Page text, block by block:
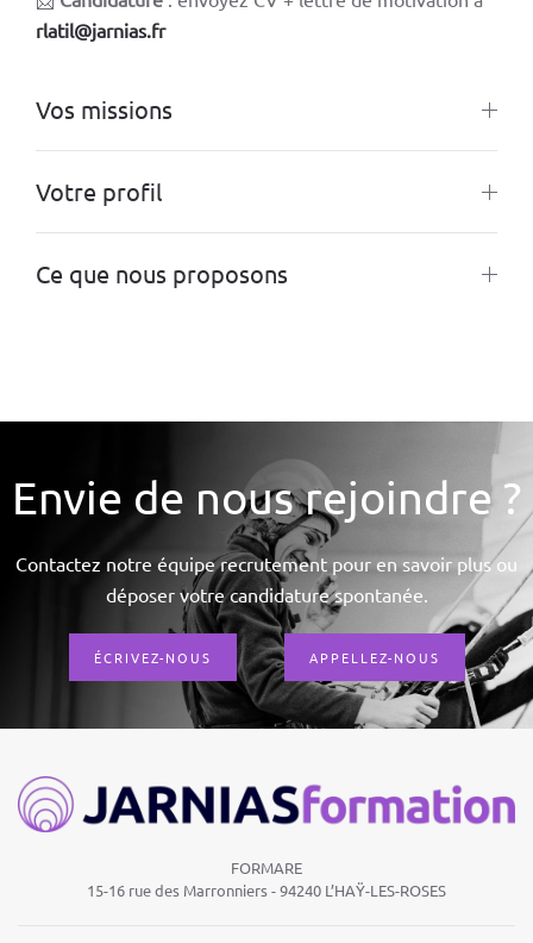
rlatil@jarnias.fr
Vos missions
Votre profil
Ce que nous proposons
Envie de nous rejoindre ?
Contactez notre équipe recrutement pour en savoir plus ou
déposer votre candidature spontanée.
ÉCRIVEZ-NOUS APPELLEZ-NOUS
FORMARE
15-16 rue des Marronniers -94240 L’HAŸ-LES-ROSES